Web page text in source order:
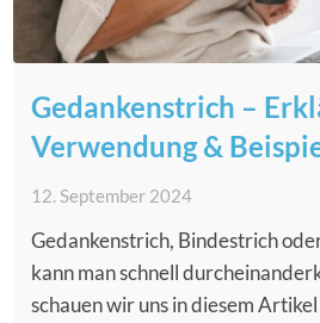
Gedankenstrich –
Verwendung &
12. September 2024
Gedankenstrich, Bindestrich
kann man schnell
schauen wir uns in diesem